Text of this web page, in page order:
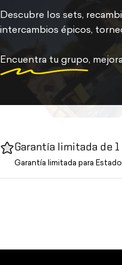
Descubre los sets,
intercambios épicos,
Encuentra tu grupo,
Garantía limitada de
Garantía limitada para